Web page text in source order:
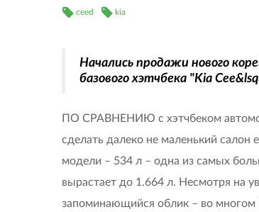
ceed kia
Начались продажи нового
базового хэтчбека "Kia
ПО СРАВНЕНИЮ с хэтчбеком
сделать далеко не маленький
модели – 534 л – одна из самых
вырастает до 1.664 л. Несмотря на
запоминающийся облик – во многом